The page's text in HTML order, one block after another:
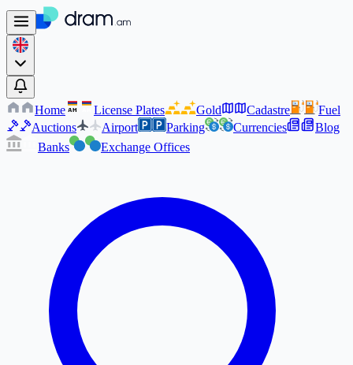
Home AM License Plates Gold Cadastre
Fuel
Auctions
Airport Parking Currencies
Blog
Banks
Exchange Offices